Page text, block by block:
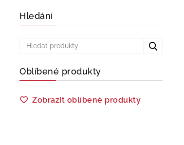
Hledání
Oblíbené produkty
Zobrazit oblíbené produkty